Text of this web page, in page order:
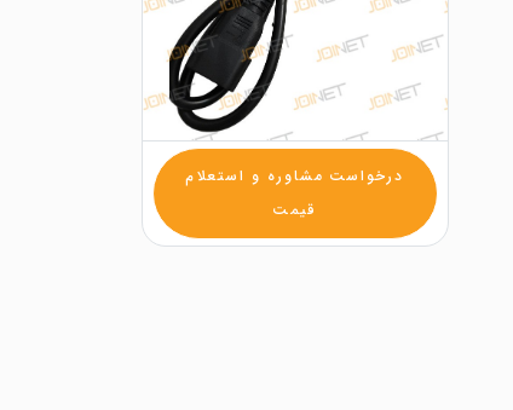
درخواست مشاوره و استعلام
قیمت